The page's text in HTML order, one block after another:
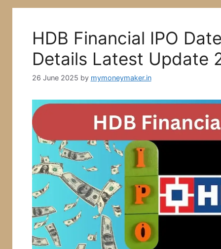
HDB Financial IPO
Details Latest Update
26 June 2025 by mymoneymaker.in